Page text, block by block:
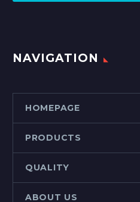
NAVIGATION
HOMEPAGE
PRODUCTS
QUALITY
ABOUT US